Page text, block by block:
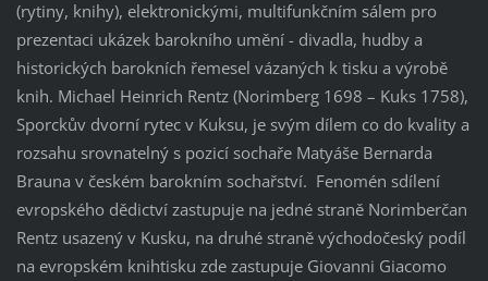
(rytiny, knihy), elektronickými, multifunkčním sálem pro
prezentaci ukázek barokního umění - divadla, hudby a
historických barokních řemesel vázaných k tisku a výrobě
knih. Michael Heinrich Rentz (Norimberg 1698 – Kuks 1758),
Sporckův dvorní rytec v Kuksu, je svým dílem co do kvality a
rozsahu srovnatelný s pozicí sochaře Matyáše Bernarda
Brauna v českém barokním sochařství. Fenomén sdílení
evropského dědictví zastupuje na jedné straně Norimberčan
Rentz usazený v Kusku, na druhé straně východočeský podíl
na evropském knihtisku zde zastupuje Giovanni Giacomo